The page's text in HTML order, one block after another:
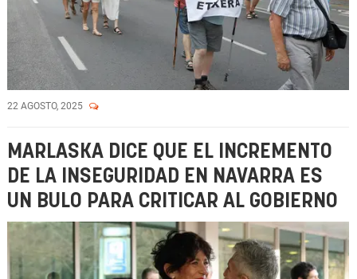
22 AGOSTO, 2025
MARLASKA DICE QUE EL INCREMENTO
DE LA INSEGURIDAD EN NAVARRA ES
UN BULO PARA CRITICAR AL GOBIERNO